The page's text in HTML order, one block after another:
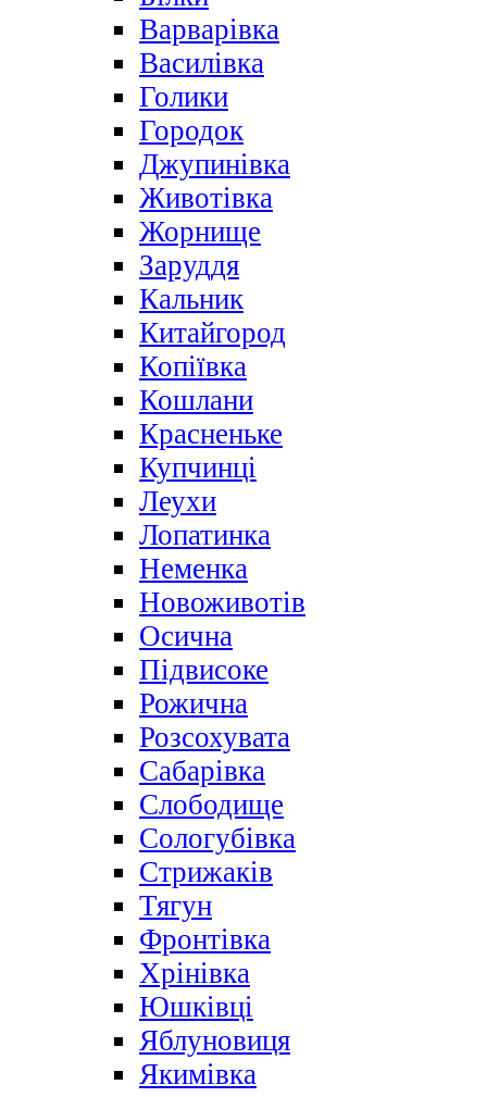
Варварівка
Василівка
Голики
Городок
Джупинівка
Животівка
Жорнище
Заруддя
Кальник
Китайгород
Копіївка
Кошлани
Красненьке
Купчинці
Леухи
Лопатинка
Неменка
Новоживотів
Осична
Підвисоке
Рожична
Розсохувата
Сабарівка
Слободище
Сологубівка
Стрижаків
Тягун
Фронтівка
Хрінівка
Юшківці
Яблуновиця
Якимівка